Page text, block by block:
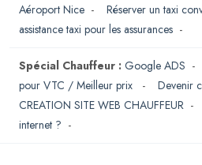
Aéroport Nice - Réserver un taxi
assistance taxi pour les assurances -
Spécial Chauffeur : Google ADS -
pour VTC / Meilleur prix
- Devenir
CREATION SITE WEB CHAUFFEUR -
internet ? -